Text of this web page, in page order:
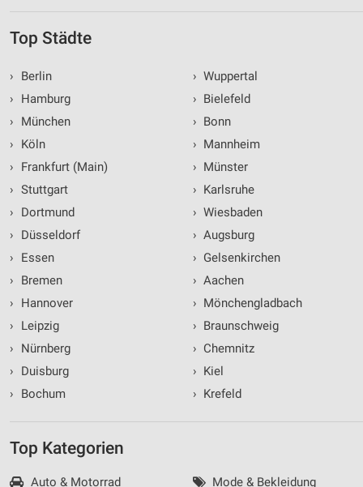
Top Städte
›
Berlin
›
Hamburg
›
München
›
Köln
›
Frankfurt (Main)
› Stuttgart
›
Dortmund
›
Düsseldorf
›
Essen
›
Bremen
›
Hannover
›
Leipzig
›
Nürnberg
›
Duisburg
›
Bochum
› Wuppertal
› Bielefeld
› Bonn
› Mannheim
› Münster
› Karlsruhe
› Wiesbaden
› Augsburg
› Gelsenkirchen
› Aachen
› Mönchengladbach
› Braunschweig
› Chemnitz
› Kiel
› Krefeld
Top Kategorien
Auto & Motorrad
Mode & Bekleidung